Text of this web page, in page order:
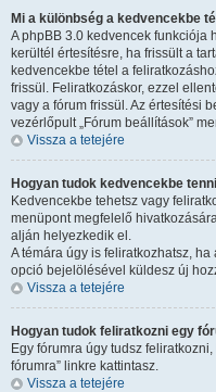
Mi a különbség a kedvencekbe
A phpBB 3.0 kedvencek funkciója
kerültél értesítésre, ha frissült a
kedvencekbe tétel a
frissül. Feliratkozáskor, ezzel
vagy a fórum frissül. Az értesítési
vezérlőpult „Fórum beállítások”
Vissza a tetejére
Hogyan tudok kedvencekbe
Kedvencekbe tehetsz vagy
menüpont megfelelő
alján helyezkedik el.
A témára úgy is feliratkozhatsz, ha
opció bejelölésével küldesz új
Vissza a tetejére
Hogyan tudok feliratkozni egy
Egy fórumra úgy tudsz
fórumra” linkre kattintasz.
Vissza a tetejére